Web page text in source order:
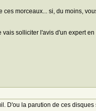
morceaux... si, du moins,
solliciter l'avis d'un expert
D'ou la parution de ces